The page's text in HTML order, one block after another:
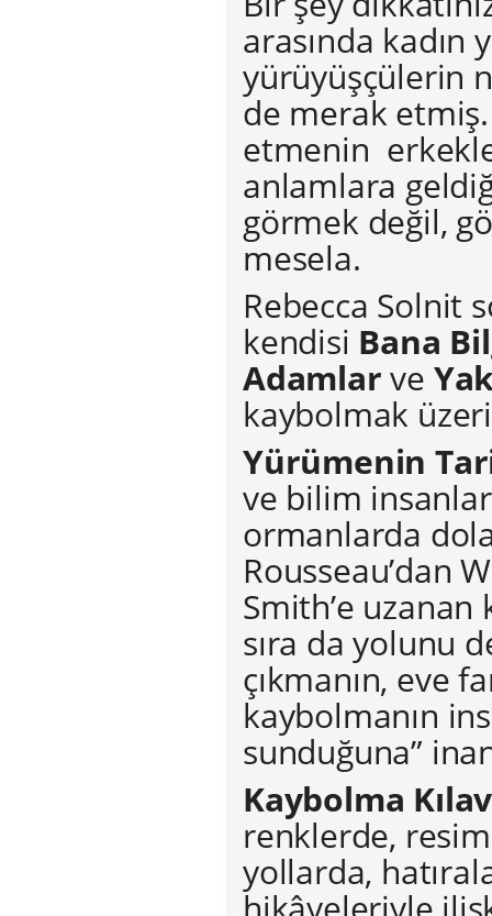
arasında
yürüyüşçülerin
de merak
etmenin
anlamlara
görmek değil,
mesela.
Rebecca Solnit
kendisi Bana
Adamlarve
kaybolmak
Yürümenin
ve bilim
ormanlarda
Rousseau’dan
Smith’e
sıra da yolunu
çıkmanın, eve
kaybolmanın
sunduğuna”
Kaybolma
renklerde,
yollarda,